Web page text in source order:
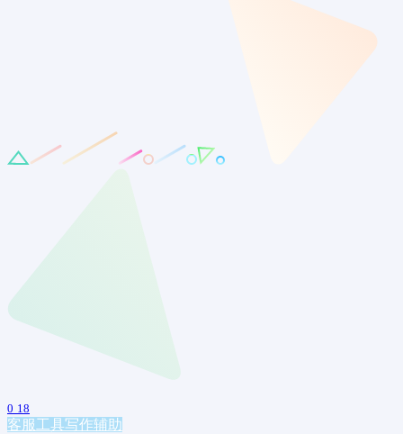
0 18
客服工具写作辅助